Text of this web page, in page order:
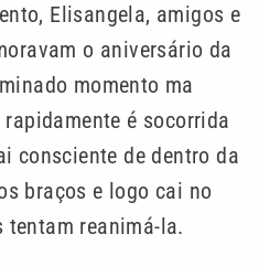
Elisangela, amigos e
o aniversário da
momento ma
é socorrida
consciente de dentro da
braços e logo cai no
tentam reanimá-la.